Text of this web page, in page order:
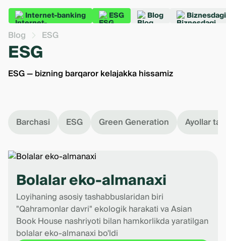
Internet-banking ESG Blog
Blog ESG
ESG
ESG — bizning barqaror kelajakka hissamiz
Barchasi ESG Green Generation Ayollar
Bolalar eko-almanaxi
Loyihaning asosiy tashabbuslaridan biri
"Qahramonlar davri" ekologik harakati va Asian
Book House nashriyoti bilan hamkorlikda yaratilgan
bolalar eko-almanaxi bo'ldi